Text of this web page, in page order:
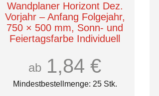
Wandplaner Horizont Dez.
Vorjahr – Anfang Folgejahr,
750 × 500 mm, Sonn- und
Feiertagsfarbe Individuell
ab 1,84 €
Mindestbestellmenge: 25 Stk.